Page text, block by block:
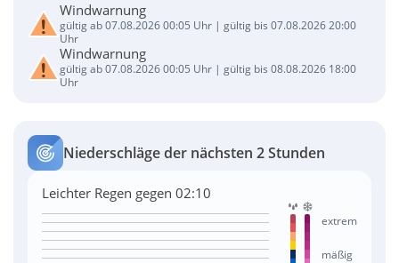
Windwarnung
gültig ab 07.08.2026 00:05 Uhr | gültig bis 07.08.2026 20:00
Uhr
Windwarnung
gültig ab 07.08.2026 00:05 Uhr | gültig bis 08.08.2026 18:00
Uhr
Niederschläge der nächsten 2 Stunden
Leichter Regen gegen 02:10
extrem
mäßig